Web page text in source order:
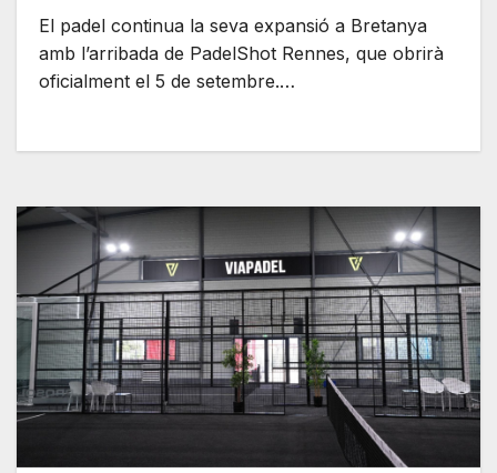
El padel continua la seva expansió a Bretanya
amb l’arribada de PadelShot Rennes, que obrirà
oficialment el 5 de setembre.…